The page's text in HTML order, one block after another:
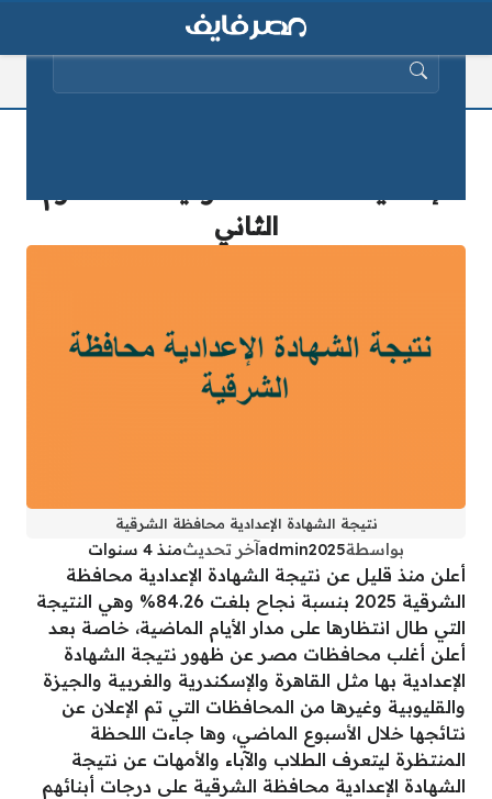
الثاني
نتيجة الشهادة الإعدادية محافظة الشرقية
بواسطةadmin2025آخر تحديثمنذ 4 سنوات
أعلن منذ قليل عن نتيجة الشهادة الإعدادية محافظة
الشرقية 2025 بنسبة نجاح بلغت 84.26% وهي النتيجة
التي طال انتظارها على مدار الأيام الماضية، خاصة بعد
أعلن أغلب محافظات مصر عن ظهور نتيجة الشهادة
الإعدادية بها مثل القاهرة والإسكندرية والغربية والجيزة
والقليوبية وغيرها من المحافظات التي تم الإعلان عن
نتائجها خلال الأسبوع الماضي، وها جاءت اللحظة
المنتظرة ليتعرف الطلاب والآباء والأمهات عن نتيجة
الشهادة الإعدادية محافظة الشرقية على درجات أبنائهم
البحث عن: